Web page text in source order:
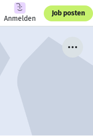
Anmelden
Job posten